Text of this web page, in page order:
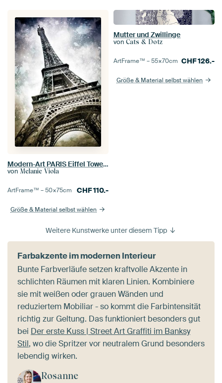
Modern-Art PARIS Eiffel Tower II
von Melanie Viola
ArtFrame™ –50×75cm CHF110.-
Größe & Material selbst wählen
Mutter und Zwillinge
von Cats & Dotz
ArtFrame™ –55×70cm CHF126.-
Größe & Material selbst wählen
Weitere Kunstwerke unter diesem Tipp
Farbakzente im modernen Interieur
Bunte Farbverläufe setzen kraftvolle Akzente in
schlichten Räumen mit klaren Linien. Kombiniere
sie mit weißen oder grauen Wänden und
reduziertem Mobiliar - so kommt die Farbintensität
richtig zur Geltung. Das funktioniert besonders gut
bei Der erste Kuss | Street Art Graffiti im Banksy
Stil, wo die Spritzer vor neutralem Grund besonders
lebendig wirken.
Rosanne